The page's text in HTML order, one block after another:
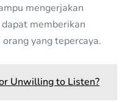
mengerjakan
memberikan
yang tepercaya.
Unwilling to Listen?